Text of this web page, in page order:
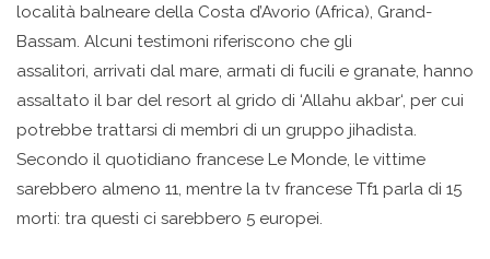
località balneare della Costa d’Avorio (Africa), Grand-
Bassam. Alcuni testimoni riferiscono che gli
assalitori, arrivati dal mare, armati di fucili e granate, hanno
assaltato il bar del resort al grido di ‘Allahu akbar‘, per cui
potrebbe trattarsi di membri di un gruppo jihadista.
Secondo il quotidiano francese Le Monde, le vittime
sarebbero almeno 11, mentre la tv francese Tf1 parla di 15
morti: tra questi ci sarebbero 5 europei.